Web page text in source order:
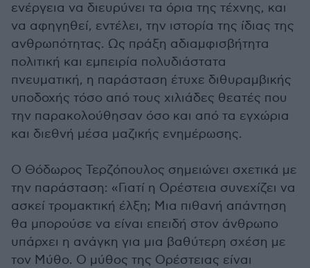
ενέργεια να διευρύνει τα όρια της τέχνης, και
να αφηγηθεί, εντέλει, την ιστορία της ίδιας της
ανθρωπότητας. Ως πράξη αδιαμφισβήτητα
πολιτική και εμπειρία πολυδιάστατα
πνευματική, η παράσταση έτυχε διθυραμβικής
υποδοχής τόσο από τους χιλιάδες θεατές που
την παρακολούθησαν όσο και από τα εγχώρια
και διεθνή μέσα μαζικής ενημέρωσης.
Ο Θόδωρος Τερζόπουλος σημειώνει σχετικά με
την παράσταση: «Γιατί η Ορέστεια συνεχίζει να
ασκεί τρομακτική έλξη; Μια πιθανή απάντηση
θα μπορούσε να είναι επειδή στον άνθρωπο
υπάρχει η ανάγκη για μια βαθύτερη σχέση με
τον Μύθο. Ο μύθος της Ορέστειας είναι